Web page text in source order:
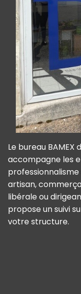
Le bureau
accompagne les
artisan,
libérale ou
propose un suivi
votre structure.